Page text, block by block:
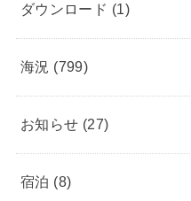
ダウンロード (1)
海況 (799)
お知らせ (27)
宿泊 (8)